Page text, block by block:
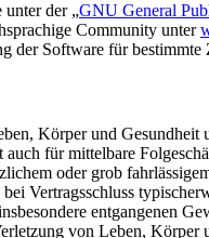
unter der „GNU General
Community unter
der Software für
Körper und
für mittelbare
oder grob
Vertragsschluss
entgangenen
von Leben,